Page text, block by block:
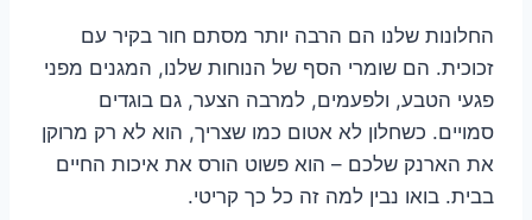
החלונות שלנו הם הרבה יותר מסתם חור בקיר עם
זכוכית. הם שומרי הסף של הנוחות שלנו, המגנים מפני
פגעי הטבע, ולפעמים, למרבה הצער, גם בוגדים
סמויים. כשחלון לא אטום כמו שצריך, הוא לא רק מרוקן
את הארנק שלכם – הוא פשוט הורס את איכות החיים
בבית. בואו נבין למה זה כל כך קריטי.